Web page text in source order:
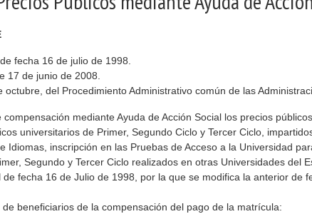
fecha 16 de julio de 1998.
17 de junio de 2008.
octubre, del Procedimiento Administrativo común de las
mediante Ayuda de Acción Social los precios
universitarios de Primer, Segundo Ciclo y Tercer Ciclo,
Idiomas, inscripción en las Pruebas de Acceso a la Universidad
Segundo y Tercer Ciclo realizados en otras Universidades del
de fecha 16 de Julio de 1998, por la que se modifica la anterior de
beneficiarios de la compensación del pago de la matrícula: